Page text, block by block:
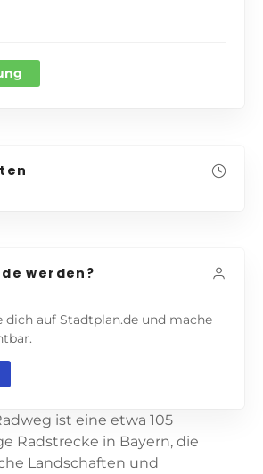
werden?
dich auf Stadtplan.de und mache
ist eine etwa 105
Radstrecke in Bayern, die
Landschaften und